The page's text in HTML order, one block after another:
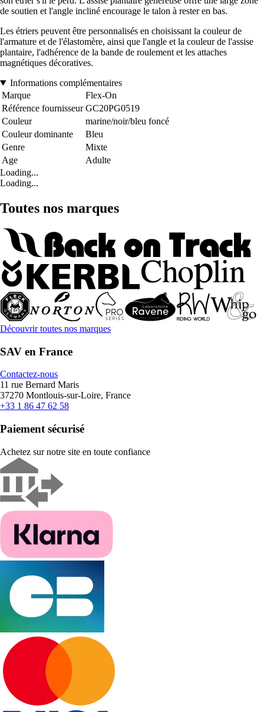
de soutien et l'angle incliné encourage le talon à rester en bas.
Les étriers peuvent être personnalisés en choisissant la couleur de
l'armature et de l'élastomère, ainsi que l'angle et la couleur de l'assise
plantaire, l'adhérence de la bande de roulement et les attaches
magnétiques décoratives.
Informations complémentaires
Marque
Flex-On
Référence fournisseur GC20PG0519
Couleur
marine/noir/bleu foncé
Couleur dominante
Bleu
Genre
Mixte
Age
Adulte
Loading...
Loading...
Toutes nos marques
Découvrir toutes nos marques
SAV en France
Contactez-nous
11 rue Bernard Maris
37270 Montlouis-sur-Loire, France
+33 1 86 47 62 58
Paiement sécurisé
Achetez sur notre site en toute confiance